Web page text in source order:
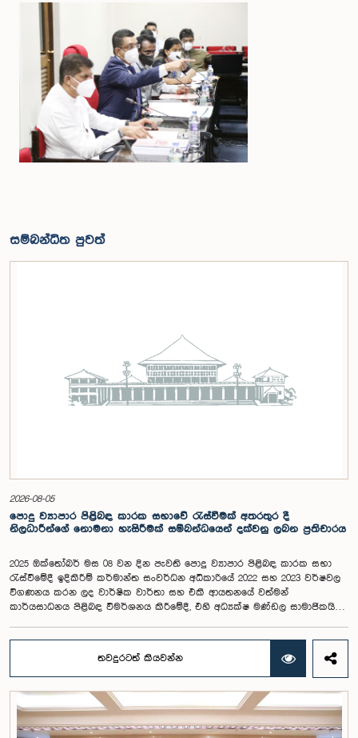
සම්බන්ධිත පුවත්
2026-08-05
පොදු ව්‍යාපාර පිළිබඳ කාරක සභාවේ රැස්වීමක් අතරතුර දී
නිලධාරීන්ගේ නොමනා හැසිරීමක් සම්බන්ධයෙන් දක්වනු ලබන ප්‍රතිචාරය
2025 ඔක්තෝබර් මස 08 වන දින පැවති පොදු ව්‍යාපාර පිළිබඳ කාරක සභා
රැස්වීමේදී ඉදිකිරීම් කර්මාන්ත සංවර්ධන අධිකාරියේ 2022 සහ 2023 වර්ෂවල
විගණනය කරන ලද වාර්ෂික වාර්තා සහ එකී ආයතනයේ වත්මන්
කාර්යසාධනය පිළිබඳ විමර්ශනය කිරීමේදී, එහි අධ්‍යක්ෂ මණ්ඩල සාමාජිකයින්
නිලධාරීන් විසින් තම ඇඳුම් පැළඳුම් සම්බන්ධයෙන් පිළිපැදිය යුතු වන
නිර්නායකයන්ගෙන් බැහැරව, එකී අවස්ථාවට නුසුදුසු ආකාරයෙන් සැරසී
රැස්වීමට සහභාගී වී සිටි බව කාරක සභාව විසින් නිරීක්ෂණය කරන ලදී.
තවද, ඉහත කී නිලධාරීන් දෙදෙනාම පාර්ලිමේන්තු සම්ප්‍රදායට හා
ක්‍රියාපටිපාටියට පටහැනි අයුරින් සභාපතිවරයාගේ පූර්ව අවසරයකින් තොරව
තවදුරටත් කියවන්න